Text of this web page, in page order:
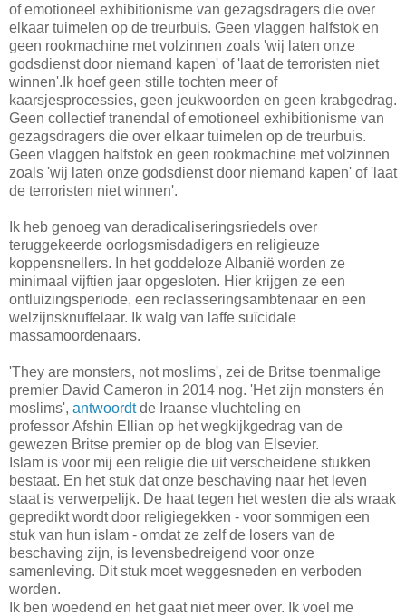
of emotioneel exhibitionisme van gezagsdragers die over
elkaar tuimelen op de treurbuis. Geen vlaggen halfstok en
geen rookmachine met volzinnen zoals 'wij laten onze
godsdienst door niemand kapen' of 'laat de terroristen niet
winnen'.Ik hoef geen stille tochten meer of
kaarsjesprocessies, geen jeukwoorden en geen krabgedrag.
Geen collectief tranendal of emotioneel exhibitionisme van
gezagsdragers die over elkaar tuimelen op de treurbuis.
Geen vlaggen halfstok en geen rookmachine met volzinnen
zoals 'wij laten onze godsdienst door niemand kapen' of 'laat
de terroristen niet winnen'.
Ik heb genoeg van deradicaliseringsriedels over
teruggekeerde oorlogsmisdadigers en religieuze
koppensnellers. In het goddeloze Albanië worden ze
minimaal vijftien jaar opgesloten. Hier krijgen ze een
ontluizingsperiode, een reclasseringsambtenaar en een
welzijnsknuffelaar. Ik walg van laffe suïcidale
massamoordenaars.
'They are monsters, not moslims', zei de Britse toenmalige
premier David Cameron in 2014 nog. 'Het zijn monsters én
moslims', antwoordtde Iraanse vluchteling en
professor Afshin Ellian op het wegkijkgedrag van de
gewezen Britse premier op de blog van Elsevier.
Islam is voor mij een religie die uit verscheidene stukken
bestaat. En het stuk dat onze beschaving naar het leven
staat is verwerpelijk. De haat tegen het westen die als wraak
gepredikt wordt door religiegekken - voor sommigen een
stuk van hun islam - omdat ze zelf de losers van de
beschaving zijn, is levensbedreigend voor onze
samenleving. Dit stuk moet weggesneden en verboden
worden.
Ik ben woedend en het gaat niet meer over. Ik voel me